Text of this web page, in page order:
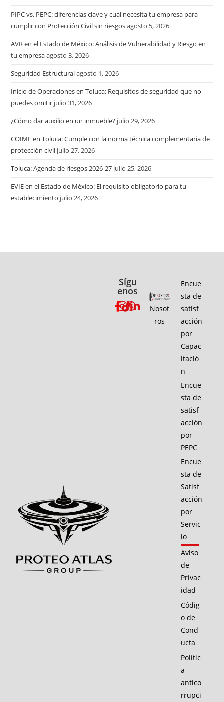
PIPC vs. PEPC: diferencias clave y cuál necesita tu empresa para
cumplir con Protección Civil sin riesgosagosto 5, 2026
AVR en el Estado de México: Análisis de Vulnerabilidad y Riesgo en
tu empresaagosto 3, 2026
Seguridad Estructuralagosto 1, 2026
Inicio de Operaciones en Toluca: Requisitos de seguridad que no
puedes omitir julio 31, 2026
¿Cómo dar auxilio en un inmueble? julio 29, 2026
COIME en Toluca: Cumple con la norma técnica complementaria de
protección civil julio 27, 2026
Toluca: Agenda de riesgos 2026-27 julio 25, 2026
EVIE en el Estado de México: El requisito obligatorio para tu
establecimiento julio 24, 2026
Sígu
enos
Nosot
ros
Encue
sta de
satisf
acción
por
Capac
itació
n
Encue
sta de
satisf
acción
por
PEPC
Encue
sta de
Satisf
acción
por
Servic
io
Aviso
de
Privac
idad
Códig
o de
Cond
ucta
Polític
a
antico
rrupci